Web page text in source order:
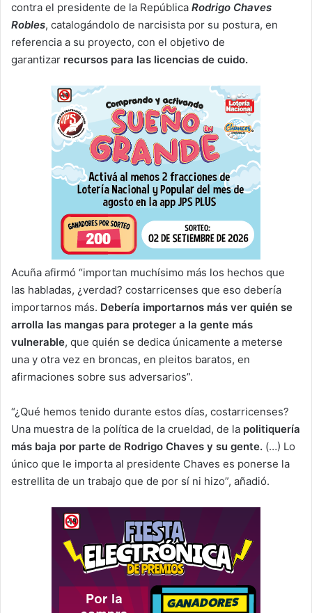
contra el presidente de la República Rodrigo Chaves
Robles, catalogándolo de narcisista por su postura, en
referencia a su proyecto, con el objetivo de
garantizar recursos para las licencias de cuido.
Acuña afirmó “importan muchísimo más los hechos que
las habladas, ¿verdad? costarricenses que eso debería
importarnos más. Debería importarnos más ver quién se
arrolla las mangas para proteger a la gente más
vulnerable, que quién se dedica únicamente a meterse
una y otra vez en broncas, en pleitos baratos, en
afirmaciones sobre sus adversarios”.
“¿Qué hemos tenido durante estos días, costarricenses?
Una muestra de la política de la crueldad, de la politiquería
más baja por parte de Rodrigo Chaves y su gente. (…) Lo
único que le importa al presidente Chaves es ponerse la
estrellita de un trabajo que de por sí ni hizo”, añadió.